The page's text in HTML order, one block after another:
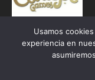
Proudly powered by
Usamos
experiencia en